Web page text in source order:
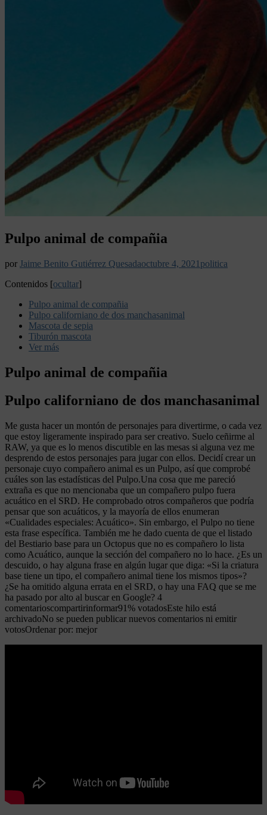
Pulpo animal de compañia
por Jaime Benito Gutiérrez Quesadaoctubre 4, 2021 politica
Contenidos [ocultar]
Pulpo animal de compañia
Pulpo californiano de dos manchasanimal
Mascota de sepia
Tiburón mascota
Ver más
Pulpo animal de compañia
Pulpo californiano de dos manchasanimal
Me gusta hacer un montón de personajes para divertirme, o cada vez
que estoy ligeramente inspirado para ser creativo. Suelo ceñirme al
RAW, ya que es lo menos discutible en las mesas si alguna vez me
desprendo de estos personajes para jugar con ellos. Decidí crear un
personaje cuyo compañero animal es un Pulpo, así que comprobé
cuáles son las estadísticas del Pulpo.Una cosa que me pareció
extraña es que no mencionaba que un compañero pulpo fuera
acuático en el SRD. He comprobado otros compañeros que podría
pensar que son acuáticos, y la mayoría de ellos enumeran
«Cualidades especiales: Acuático». Sin embargo, el Pulpo no tiene
esta frase específica. También me he dado cuenta de que el listado
del Bestiario base para un Octopus que no es compañero lo lista
como Acuático, aunque la sección del compañero no lo hace. ¿Es un
descuido, o hay alguna frase en algún lugar que diga: «Si la criatura
base tiene un tipo, el compañero animal tiene los mismos tipos»?
¿Se ha omitido alguna errata en el SRD, o hay una FAQ que se me
ha pasado por alto al buscar en Google? 4
comentarioscompartirinformar91% votadosEste hilo está
archivadoNo se pueden publicar nuevos comentarios ni emitir
votosOrdenar por: mejor